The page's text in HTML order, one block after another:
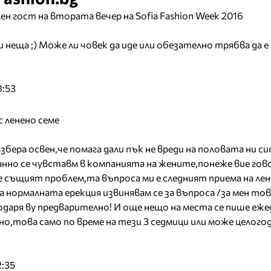
гост на втората вечер на Sofia Fashion Week 2016
;) Може ли човек да иде или обезателно трябва да е
ленено семе
освен,че помага дали пък не вреди на половата ни
се чувставм в компанията на жените,понеже вие
проблем,та въпроса ми е следният приема на
нормалната ерекция извинявам се за въпроса /за мен
ву предварително! И още нещо на места се пише
само по време на тези 3 седмици или може